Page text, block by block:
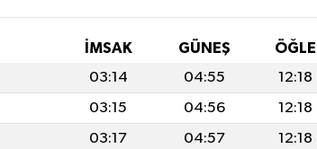
İMSAK GÜNEŞ ÖĞLE
03:14 04:55 12:18
03:15 04:56 12:18
03:17 04:57 12:18